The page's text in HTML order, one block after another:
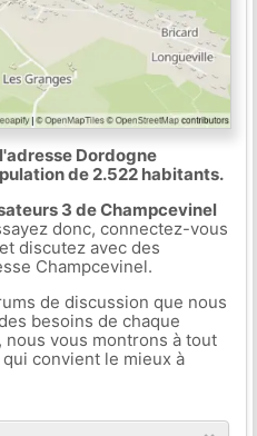
Dordogne
de 2.522 habitants.
3 de Champcevinel
donc, connectez-vous
discutez avec des
Champcevinel.
de discussion que nous
besoins de chaque
vous montrons à tout
convient le mieux à